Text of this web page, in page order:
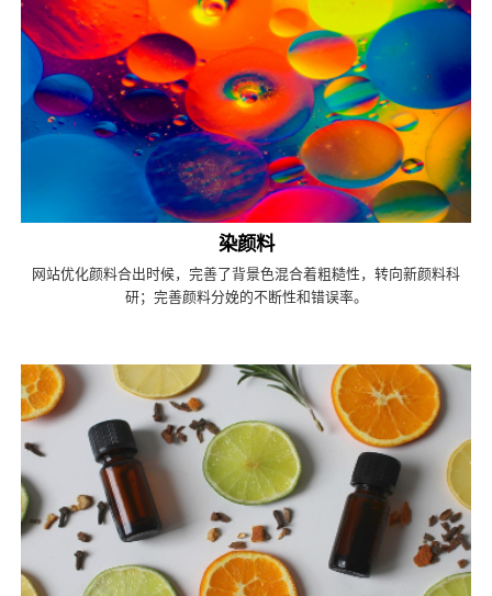
染颜料
网站优化颜料合出时候，完善了背景色混合着粗糙性，转向新颜料科
研；完善颜料分娩的不断性和错误率。